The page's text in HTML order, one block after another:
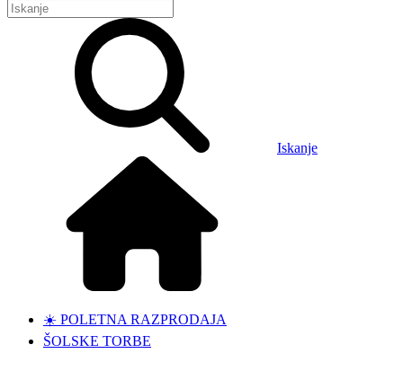
Iskanje
☀️ POLETNA RAZPRODAJA
ŠOLSKE TORBE